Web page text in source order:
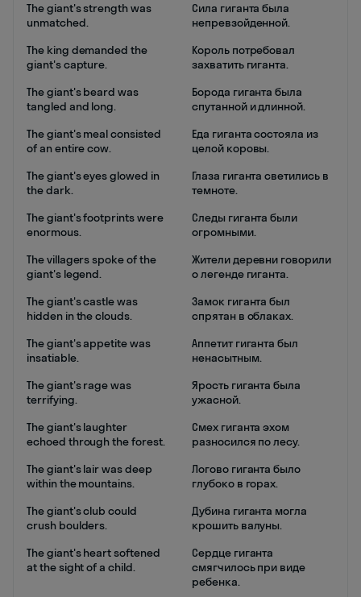
The giant's strength was
unmatched.
Сила гиганта была
непревзойденной.
The king demanded the
giant's capture.
Король потребовал
захватить гиганта.
The giant's beard was
tangled and long.
Борода гиганта была
спутанной и длинной.
The giant's meal consisted
of an entire cow.
Еда гиганта состояла из
целой коровы.
The giant's eyes glowed in
the dark.
Глаза гиганта светились в
темноте.
The giant's footprints were
enormous.
Следы гиганта были
огромными.
The villagers spoke of the
giant's legend.
Жители деревни говорили
о легенде гиганта.
The giant's castle was
hidden in the clouds.
Замок гиганта был
спрятан в облаках.
The giant's appetite was
insatiable.
Аппетит гиганта был
ненасытным.
The giant's rage was
terrifying.
Ярость гиганта была
ужасной.
The giant's laughter
echoed through the forest.
Смех гиганта эхом
разносился по лесу.
The giant's lair was deep
within the mountains.
Логово гиганта было
глубоко в горах.
The giant's club could
crush boulders.
Дубина гиганта могла
крошить валуны.
The giant's heart softened
at the sight of a child.
Сердце гиганта
смягчилось при виде
ребенка.